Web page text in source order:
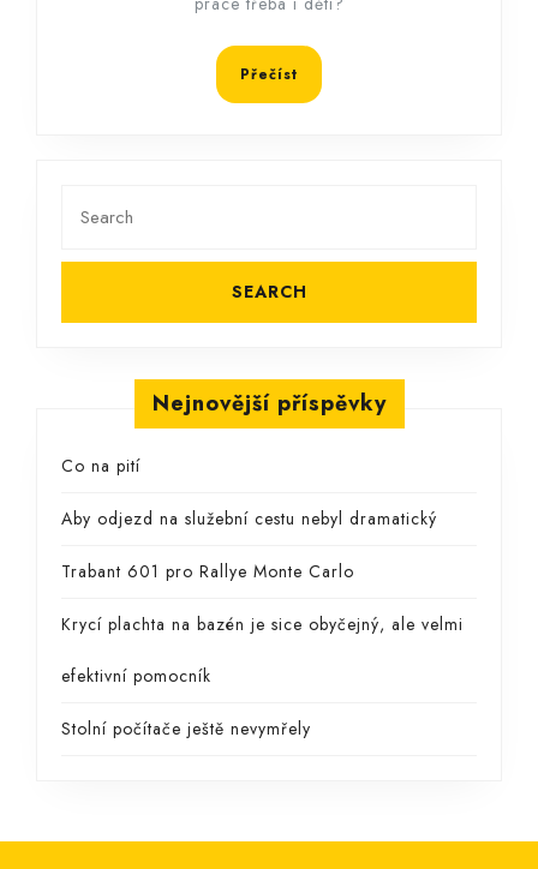
Přečíst Přečíst
for:
Nejnovější příspěvky
Co na pití
Aby odjezd na služební cestu nebyl dramatický
Trabant 601 pro Rallye Monte Carlo
Krycí plachta na bazén je sice obyčejný, ale velmi
efektivní pomocník
Stolní počítače ještě nevymřely